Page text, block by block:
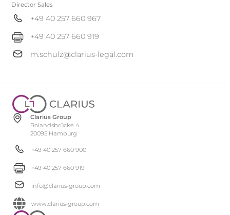
Director Sales
+49 40 257 660 967
+49 40 257 660 919
m.schulz@clarius-legal.com
Clarius Group
Rolandsbrücke 4
20095 Hamburg
+49 40 257 660 900
+49 40 257 660 919
info@clarius-group.com
www.clarius-group.com